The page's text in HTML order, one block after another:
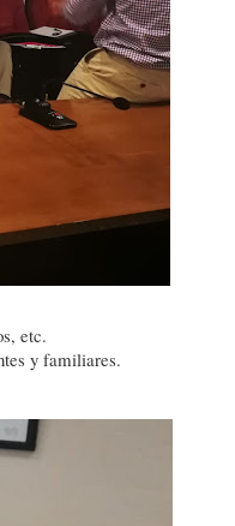
etc.
y familiares.